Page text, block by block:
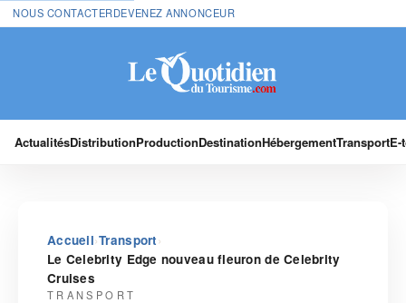
NOUS CONTACTERDEVENEZ ANNONCEUR
ActualitésDistributionProductionDestinationHébergementTransport
Accueil›Transport ›
Le Celebrity Edge nouveau fleuron de Celebrity
Cruises
TRANSPORT